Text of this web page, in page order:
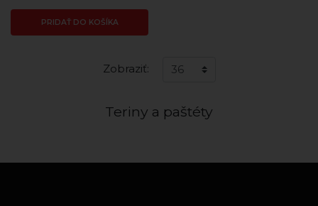
PRIDAŤ DO KOŠÍKA
Zobraziť:
Teriny a paštéty